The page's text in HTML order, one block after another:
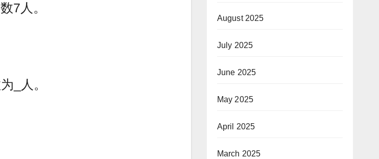
7人。
_人。
August 2025
July 2025
June 2025
May 2025
April 2025
March 2025